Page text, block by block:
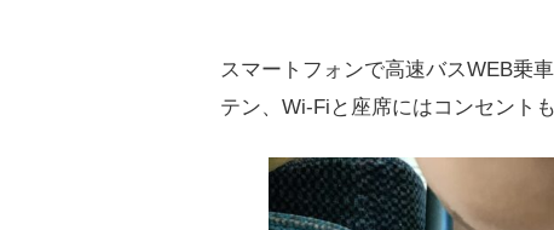
スマートフォンで高速バスWEB乗
テン、Wi-Fiと座席にはコンセント